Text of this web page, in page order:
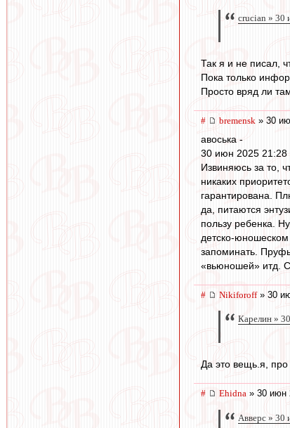
crucian » 30
Так я и не писал,
Пока только
Просто вряд ли
# bremensk » 30
авоська -
30 июн 2025 21:28
Извиняюсь за то,
никаких
гарантирована.
да, питаются
пользу ребенка.
детско-
запоминать.
«вьюношей» итд.
# Nikiforoff» 30
Карелин »
Да это вещь.я,
# Ehidna » 30 июн
Авверс » 30